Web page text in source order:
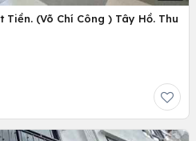
Tiền. (Võ Chí Công ) Tây Hồ. Thu